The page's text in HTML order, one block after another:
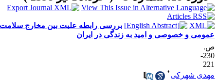
بررسی رابطه علیت بین مخارج سلامت
و خصوصی و امید به زندگی در ایران
230-
شهرکی